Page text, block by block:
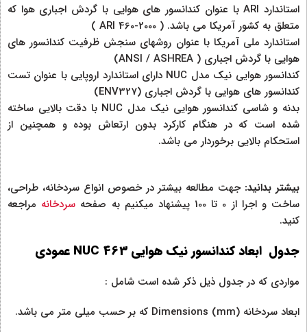
استاندارد ARI با عنوان کندانسور های هوایی با گردش اجباری هوا که
متعلق به کشور آمریکا می باشد. ( ARI 460-2000 )
استاندارد ملی آمریکا با عنوان روشهای سنجش ظرفیت کندانسور های
هوایی با گردش اجباری ( ANSI / ASHREA)
کندانسور هوایی نیک مدل NUC دارای استاندارد اروپایی با عنوان تست
کندانسور های هوایی با گردش اجباری (ENV327)
بدنه و شاسی کندانسور هوایی نیک مدل NUC با دقت بالایی ساخته
شده است که در هنگام کارکرد بدون ارتعاش بوده و همچنین از
استحکام بالایی برخوردار می باشد.
بیشتر بدانید: جهت مطالعه بیشتر در خصوص انواع سردخانه، طراحی،
ساخت و اجرا از 0 تا 100 پیشنهاد میکنیم به صفحه
سردخانه مراجعه
کنید.
جدول ابعاد کندانسور نیک هوایی NUC 463 عمودی
مواردی که در جدول ذیل ذکر شده است شامل :
ابعاد سردخانه Dimensions (mm) که بر حسب میلی متر می باشد.